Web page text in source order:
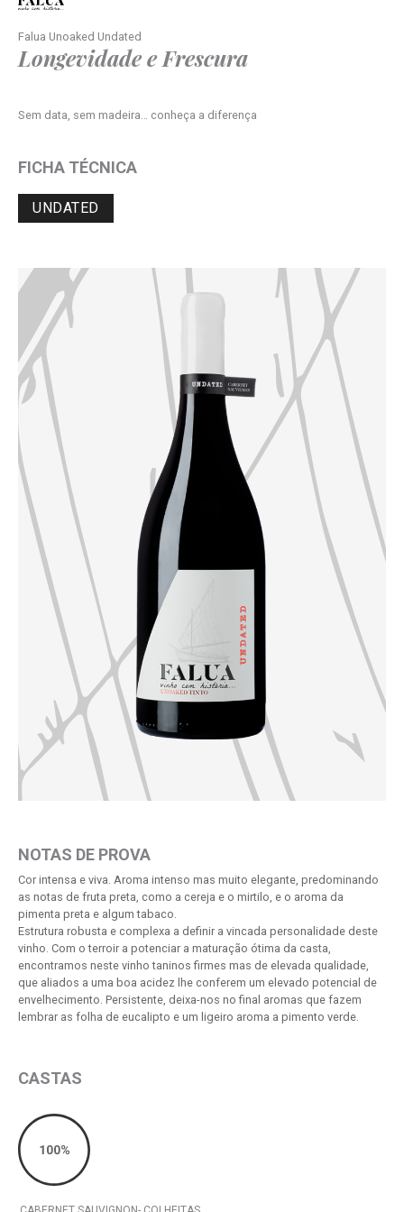
Falua Unoaked Undated
Longevidade e Frescura
Sem data, sem madeira… conheça a diferença
FICHA TÉCNICA
UNDATED
NOTAS DE PROVA
Cor intensa e viva. Aroma intenso mas muito elegante, predominando
as notas de fruta preta, como a cereja e o mirtilo, e o aroma da
pimenta preta e algum tabaco.
Estrutura robusta e complexa a definir a vincada personalidade deste
vinho. Com o terroir a potenciar a maturação ótima da casta,
encontramos neste vinho taninos firmes mas de elevada qualidade,
que aliados a uma boa acidez lhe conferem um elevado potencial de
envelhecimento. Persistente, deixa-nos no final aromas que fazem
lembrar as folha de eucalipto e um ligeiro aroma a pimento verde.
CASTAS